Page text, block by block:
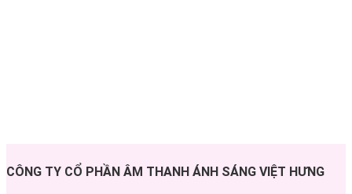
CÔNG TY CỔ PHẦN ÂM THANH ÁNH SÁNG VIỆT HƯNG